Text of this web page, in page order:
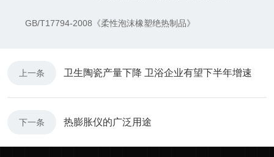
GB/T17794-2008《柔性泡沫橡塑绝热制品》
上一条 卫生陶瓷产量下降 卫浴企业有望下半年增速
下一条 热膨胀仪的广泛用途